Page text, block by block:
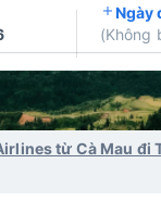
Ngày
(Không
từ Cà Mau đi